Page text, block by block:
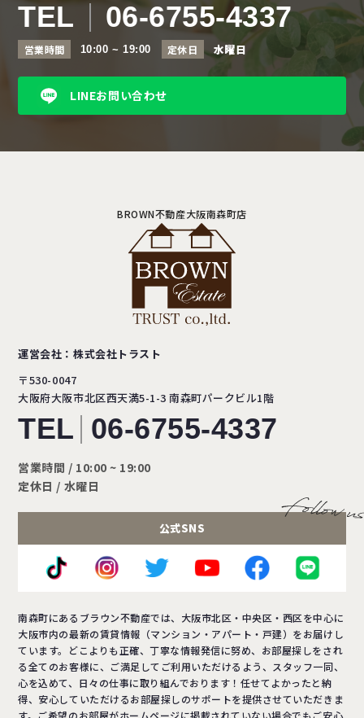
TEL 06-6755-4337
営業時間 10:00 ~ 19:00 定休日 水曜日
LINEお問い合わせ
BROWN不動産大阪南森町店
運営会社：株式会社トラスト
〒530-0047
大阪府大阪市北区西天満5-1-3南森町パークビル1階
TEL 06-6755-4337
営業時間 / 10:00 ~ 19:00
定休日 / 水曜日
公式SNS
南森町にあるブラウン不動産では、大阪市北区・中央区・西区を中心に
大阪市内の最新の賃貸情報（マンション・アパート・戸建）をお届けし
ています。どこよりも正確、丁寧な情報発信に努め、お部屋探しをされ
る全てのお客様に、ご満足してご利用いただけるよう、スタッフ一同、
心を込めて、日々の仕事に取り組んでおります！任せてよかったと納
得、安心していただけるお部屋探しのサポートを提供させていただきま